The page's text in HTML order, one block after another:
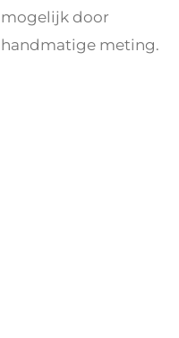
mogelijk door
handmatige meting.